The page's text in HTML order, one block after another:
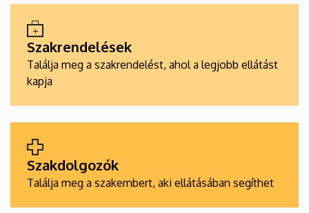
Szakrendelések
Találja meg a szakrendelést, ahol a legjobb ellátást
kapja
Szakdolgozók
Találja meg a szakembert, aki ellátásában segíthet